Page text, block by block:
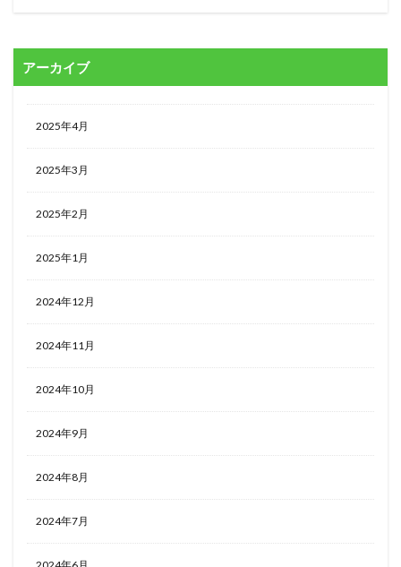
アーカイブ
2025年4月
2025年3月
2025年2月
2025年1月
2024年12月
2024年11月
2024年10月
2024年9月
2024年8月
2024年7月